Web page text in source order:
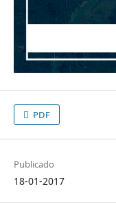
PDF
Publicado
18-01-2017